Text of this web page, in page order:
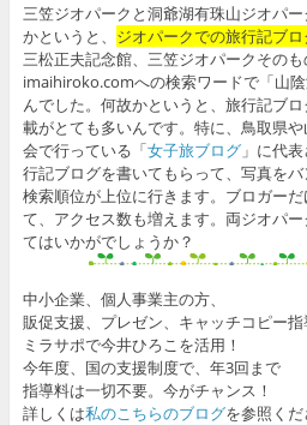
三笠ジオパークと洞爺湖有珠山ジオパ
かというと、 ジオパークでの旅行記ブ
三松正夫記念館、三笠ジオパークその
imaihiroko.comへの検索ワードで「山
んでした。何故かというと、旅行記ブ
載がとても多いんです。特に、鳥取県
会で行っている「女子旅ブログ」に代
行記ブログを書いてもらって、写真をバ
検索順位が上位に行きます。ブロガー
て、アクセス数も増えます。両ジオパ
てはいかがでしょうか？
中小企業、個人事業主の方、
販促支援、プレゼン、キャッチコピー指
ミラサポで今井ひろこを活用！
今年度、国の支援制度で、年3回まで
指導料は一切不要。今がチャンス！
詳しくは私のこちらのブログを参照くだ